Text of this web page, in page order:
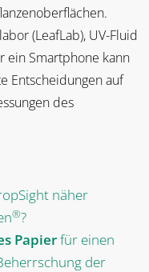
(LeafLab), UV-Fluid
ein Smartphone kann
Entscheidungen auf
des
näher
®?
Papierfür einen
der